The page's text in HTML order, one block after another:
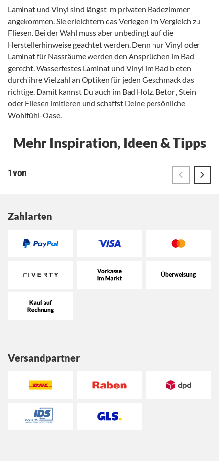
Zahlarten
Versandpartner